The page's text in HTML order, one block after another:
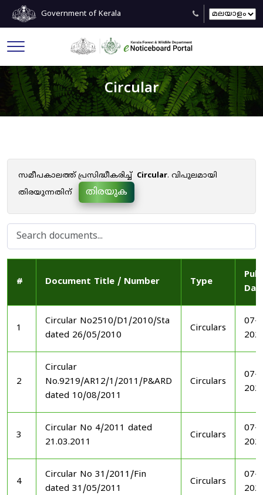
Government of Kerala
Circular
സമീപകാലത്ത് പ്രസിദ്ധീകരിച്ച് Circular. വിപുലമായി
തിരയുന്നതിന്
തിരയുക
# Document Title / Number Type
1
Circular No2510/D1/2010/Sta
dated 26/05/2010
Circulars
07-
2
Circular
No.9219/AR12/1/2011/P&ARD
dated 10/08/2011
Circulars
07-
3
Circular No 4/2011 dated
21.03.2011
Circulars
07-
4
Circular No 31/2011/Fin
dated 31/05/2011
Circulars
07-